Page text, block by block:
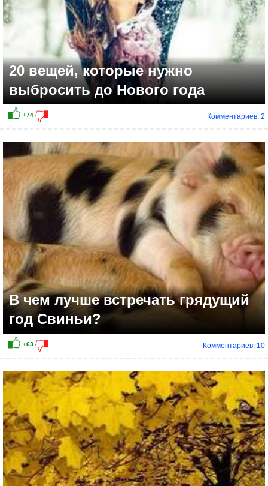
+20
20 вещей, которые нужно
выбросить до Нового года
Комментариев: 2
В чем лучше встречать грядущий
год Свиньи?
Комментариев: 10